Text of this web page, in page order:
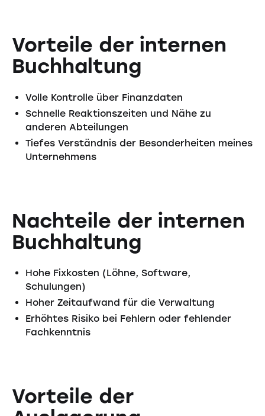
Vorteile der internen
Buchhaltung
Volle Kontrolle über Finanzdaten
Schnelle Reaktionszeiten und Nähe zu
anderen Abteilungen
Tiefes Verständnis der Besonderheiten meines
Unternehmens
Nachteile der internen
Buchhaltung
Hohe Fixkosten (Löhne, Software,
Schulungen)
Hoher Zeitaufwand für die Verwaltung
Erhöhtes Risiko bei Fehlern oder fehlender
Fachkenntnis
Vorteile der